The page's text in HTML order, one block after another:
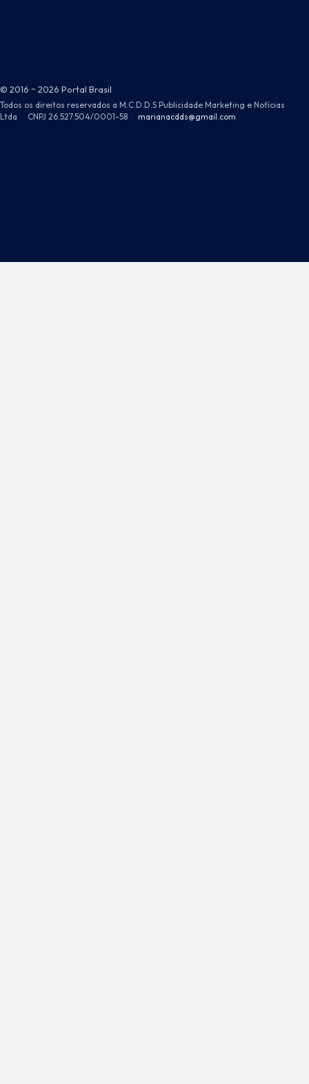
© 2016 ~ 2026 Portal Brasil
Todos os direitos reservados a M.C.D.D.S Publicidade Marketing e Notícias
Ltda · CNPJ 26.527.504/0001-58 · marianacdds@gmail.com